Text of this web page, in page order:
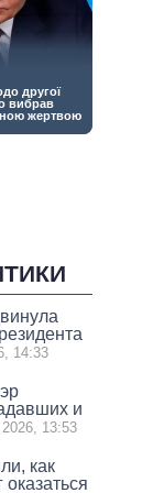
14:33
и
2026, 13:53
как